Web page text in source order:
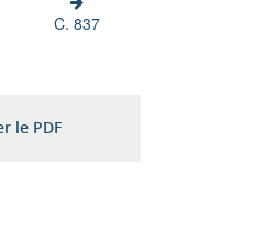
C. 837
le PDF